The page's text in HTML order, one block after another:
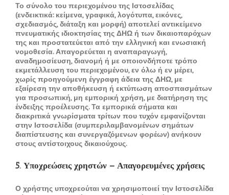
Το σύνολο του περιεχομένου της Ιστοσελίδας
(ενδεικτικά: κείμενα, γραφικά, λογότυπα, εικόνες,
σχεδιασμός, διάταξη και μορφή) αποτελεί αντικείμενο
πνευματικής ιδιοκτησίας της ΔΗΩ ή των δικαιοπαρόχων
της και προστατεύεται από την ελληνική και ενωσιακή
νομοθεσία. Απαγορεύεται η αναπαραγωγή,
αναδημοσίευση, διανομή ή με οποιονδήποτε τρόπο
εκμετάλλευση του περιεχομένου, εν όλω ή εν μέρει,
χωρίς προηγούμενη έγγραφη άδεια της ΔΗΩ, με
εξαίρεση την αποθήκευση ή εκτύπωση αποσπασμάτων
για προσωπική, μη εμπορική χρήση, με διατήρηση της
ένδειξης προέλευσης. Τα εμπορικά σήματα και
διακριτικά γνωρίσματα τρίτων που τυχόν εμφανίζονται
στην Ιστοσελίδα (συμπεριλαμβανομένων σημάτων
διαπίστευσης και συνεργαζόμενων φορέων) ανήκουν
στους αντίστοιχους δικαιούχους.
5. Υποχρεώσεις χρηστών – Απαγορευμένες χρήσεις
Ο χρήστης υποχρεούται να χρησιμοποιεί την Ιστοσελίδα